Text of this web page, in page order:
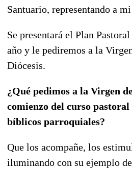
Santuario, representando a
Se presentará el Plan
año y le pediremos a la
Diócesis.
¿Qué pedimos a la Virgen
comienzo del curso
bíblicos parroquiales?
Que los acompañe, los
iluminando con su ejemplo